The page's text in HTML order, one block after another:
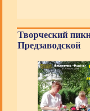
Творческий
Предзаводской